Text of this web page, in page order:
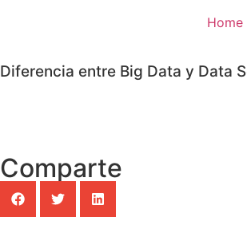
Home
Diferencia entre Big Data y Data
Comparte